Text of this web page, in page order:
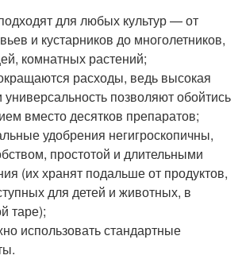
для любых культур — от
и кустарников до многолетников,
комнатных растений;
расходы, ведь высокая
универсальность позволяют обойтись
вместо десятков препаратов;
удобрения негигроскопичны,
простотой и длительными
(их хранят подальше от продуктов,
для детей и животных, в
таре);
использовать стандартные